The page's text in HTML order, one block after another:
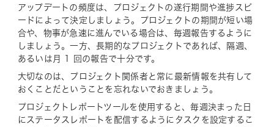
アップデートの頻度は、プロジェクトの遂行期間や進捗スピ
ードによって決定しましょう。プロジェクトの期間が短い場
合や、物事が急速に進んでいる場合は、毎週報告するように
しましょう。一方、長期的なプロジェクトであれば、隔週、
あるいは月 1 回の報告で十分です。
大切なのは、プロジェクト関係者と常に最新情報を共有して
おくことだということを忘れないでおきましょう。
プロジェクトレポートツールを使用すると、毎週決まった日
にステータスレポートを配信するようにタスクを設定するこ